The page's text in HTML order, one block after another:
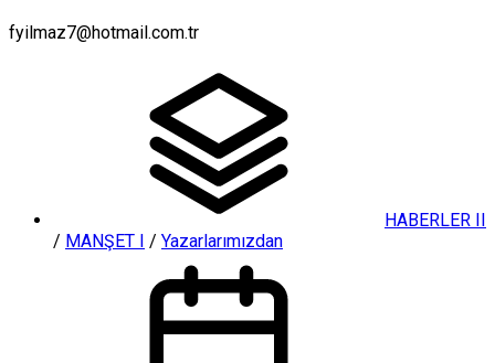
fyilmaz7@hotmail.com.tr
HABERLER II
/ MANŞET I / Yazarlarımızdan